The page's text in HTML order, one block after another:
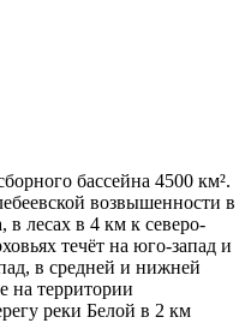
бассейна 4500 км².
возвышенности в
лесах в 4 км к северо-
течёт на юго-запад и
в средней и нижней
на территории
реки Белой в 2 км